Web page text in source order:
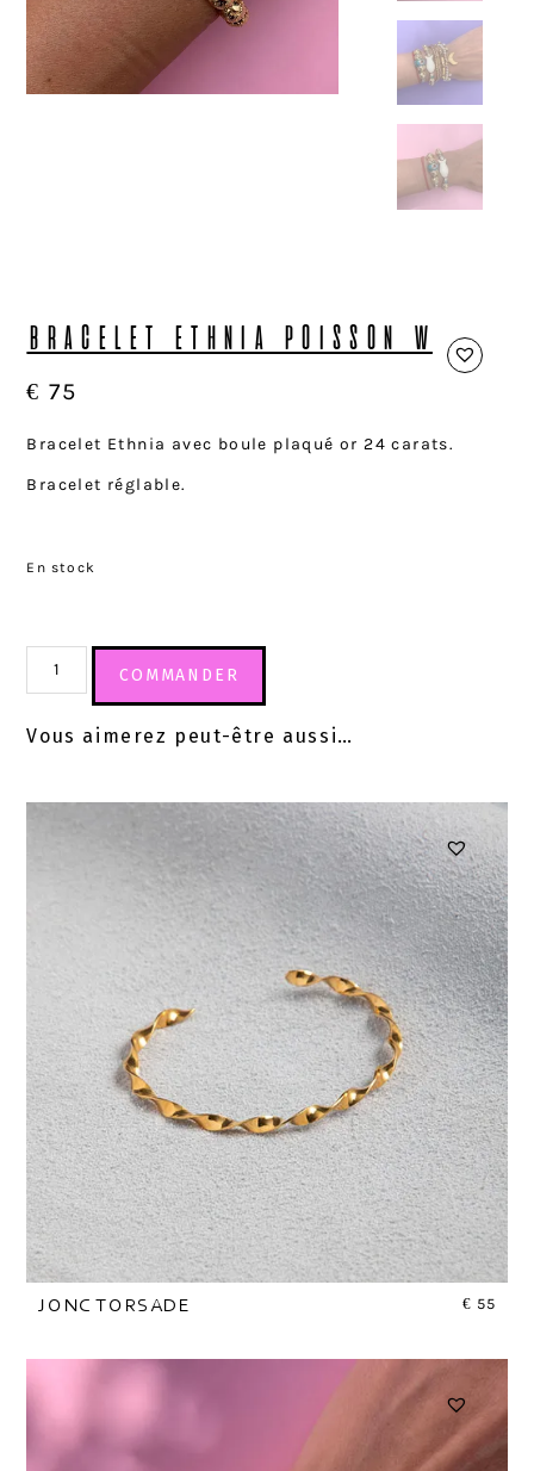
BRACELET ETHNIA POISSON W
€ 75
Bracelet Ethnia avec boule plaqué or 24 carats.
Bracelet réglable.
En stock
COMMANDER
Vous aimerez peut-être aussi…
JONC TORSADE € 55